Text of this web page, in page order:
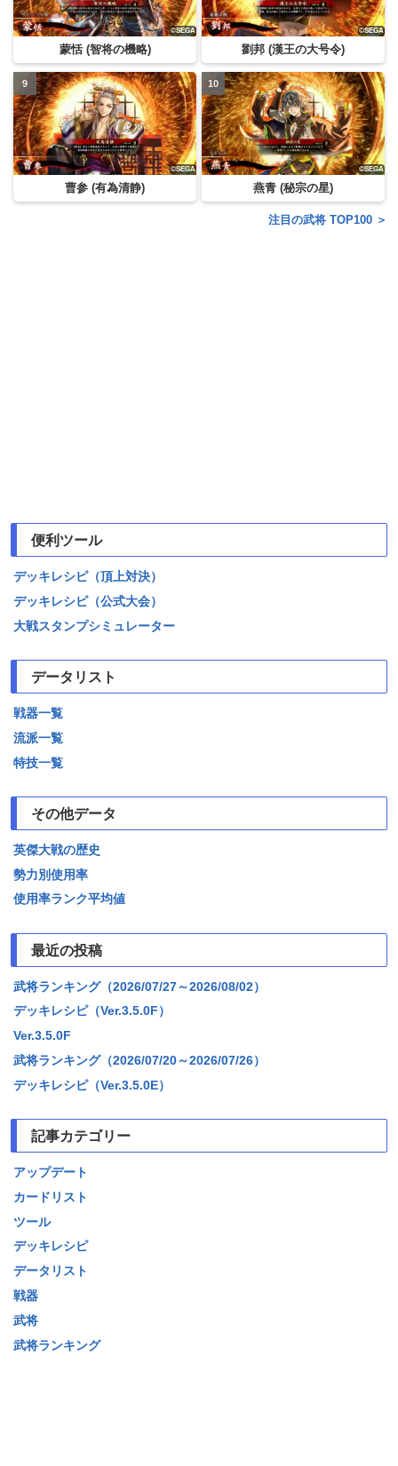
蒙恬 (智将の機略) 劉邦 (漢王の大号令)
曹参 (有為清静) 燕青 (秘宗の星)
注目の武将 TOP100 ＞
便利ツール
デッキレシピ（頂上対決）
デッキレシピ（公式大会）
大戦スタンプシミュレーター
データリスト
戦器一覧
流派一覧
特技一覧
その他データ
英傑大戦の歴史
勢力別使用率
使用率ランク平均値
最近の投稿
武将ランキング（2026/07/27～2026/08/02）
デッキレシピ（Ver.3.5.0F）
Ver.3.5.0F
武将ランキング（2026/07/20～2026/07/26）
デッキレシピ（Ver.3.5.0E）
記事カテゴリー
アップデート
カードリスト
ツール
デッキレシピ
データリスト
戦器
武将
武将ランキング